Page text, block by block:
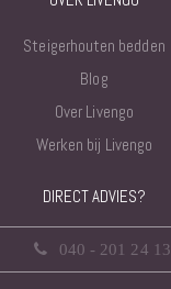
Steigerhouten bedden
Blog
Over Livengo
Werken bij Livengo
DIRECT ADVIES?
040 - 201 24 13